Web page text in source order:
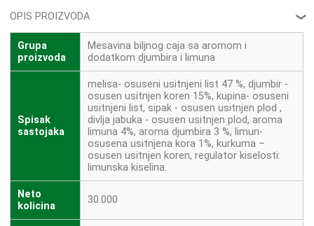
OPIS PROIZVODA ❮
Grupa
proizvoda
Mesavina biljnog caja sa aromom i
dodatkom djumbira i limuna
Spisak
sastojaka
melisa- osuseni usitnjeni list 47 %, djumbir -
osusen usitnjen koren 15%, kupina- osuseni
usitnjeni list, sipak - osusen usitnjen plod ,
divlja jabuka - osusen usitnjen plod, aroma
limuna 4%, aroma djumbira 3 %, limun-
osusena usitnjena kora 1%, kurkuma –
osusen usitnjen koren, regulator kiselosti:
limunska kiselina.
Neto
kolicina
30.000